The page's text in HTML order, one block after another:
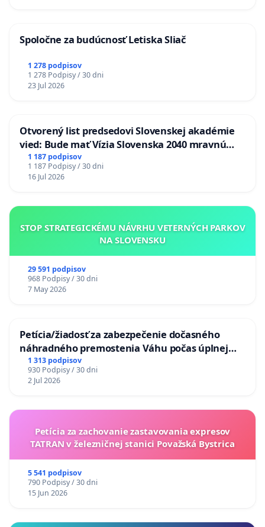
Spoločne za budúcnosť Letiska Sliač
1 278 podpisov
1 278 Podpisy / 30 dni
23 Jul 2026
Otvorený list predsedovi Slovenskej akadémie
vied: Bude mať Vízia Slovenska 2040 mravnú
chrbticu?
1 187 podpisov
1 187 Podpisy / 30 dni
16 Jul 2026
STOP STRATEGICKÉMU NÁVRHU VETERNÝCH PARKOV
NA SLOVENSKU
29 591 podpisov
968 Podpisy / 30 dni
7 May 2026
Petícia/žiadosť za zabezpečenie dočasného
náhradného premostenia Váhu počas úplnej
uzávery Vážskeho mosta v Komárne
1 313 podpisov
930 Podpisy / 30 dni
2 Jul 2026
Petícia za zachovanie zastavovania expresov
TATRAN v železničnej stanici Považská Bystrica
5 541 podpisov
790 Podpisy / 30 dni
15 Jun 2026